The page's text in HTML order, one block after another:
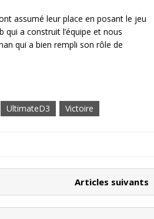
assumé leur place en posant le jeu
a construit l’équipe et nous
qui a bien rempli son rôle de
UltimateD3 Victoire
Articles suivants